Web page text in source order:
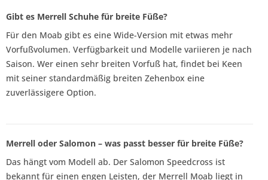
Gibt es Merrell Schuhe für breite Füße?
Für den Moab gibt es eine Wide-Version mit etwas mehr
Vorfußvolumen. Verfügbarkeit und Modelle variieren je nach
Saison. Wer einen sehr breiten Vorfuß hat, findet bei Keen
mit seiner standardmäßig breiten Zehenbox eine
zuverlässigere Option.
Merrell oder Salomon – was passt besser für breite Füße?
Das hängt vom Modell ab. Der Salomon Speedcross ist
bekannt für einen engen Leisten, der Merrell Moab liegt in